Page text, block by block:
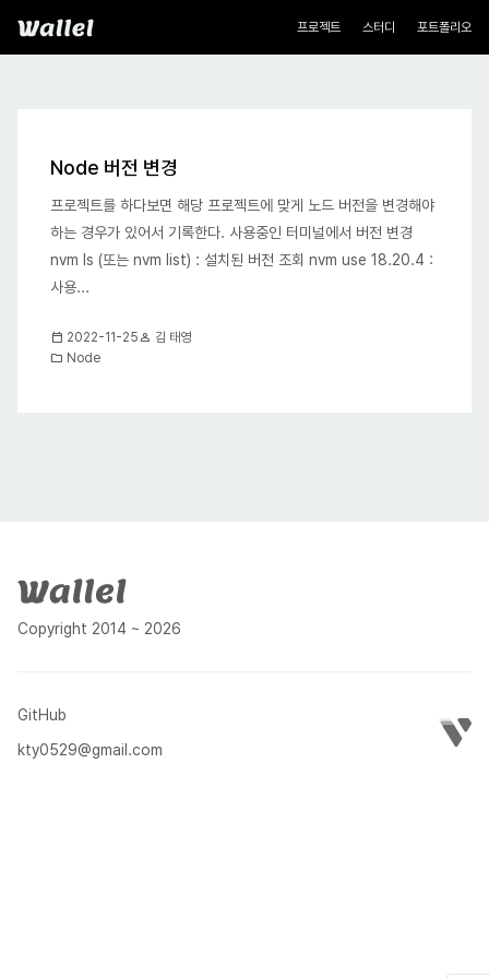
Wallel 네비게이션
프로젝트 스터디 포트폴리오
Node 버전 변경
프로젝트를 하다보면 해당 프로젝트에 맞게 노드 버전을 변경해야
하는 경우가 있어서 기록한다. 사용중인 터미널에서 버전 변경
nvm ls (또는 nvm list) : 설치된 버전 조회 nvm use 18.20.4 :
사용...
calendar_today 2022-11-25
folder Node
person 김 태영
푸터
Copyright 2014 ~ 2026
GitHub
kty0529@gmail.com